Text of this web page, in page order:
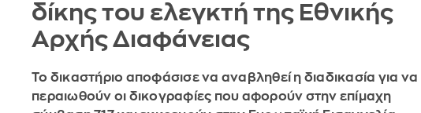
δίκης του ελεγκτή της Εθνικής
Αρχής Διαφάνειας
Το δικαστήριο αποφάσισε να αναβληθεί η διαδικασία για να
περαιωθούν οι δικογραφίες που αφορούν στην επίμαχη